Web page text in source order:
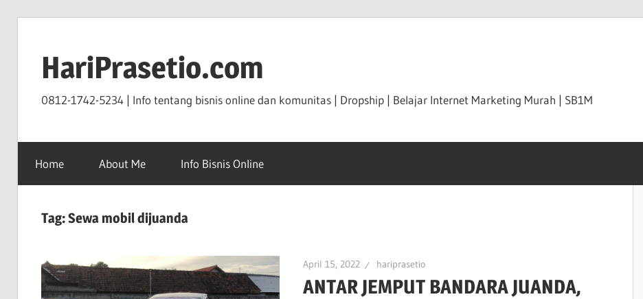
contentHariPrasetio.com
0812-1742-5234 | Info tentang bisnis online dan komunitas | Dropship | Belajar Internet Marketing Murah | SB1M
Home About Me Info Bisnis Online
Tag:Sewa mobil dijuanda
April 15, 2022 hariprasetio
ANTAR JEMPUT BANDARA JUANDA,